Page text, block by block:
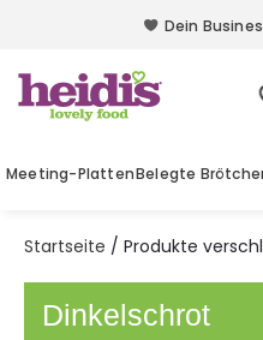
DeinDein
Meeting-PlattenBelegte
Startseite / Produkte
Dinkelschrot